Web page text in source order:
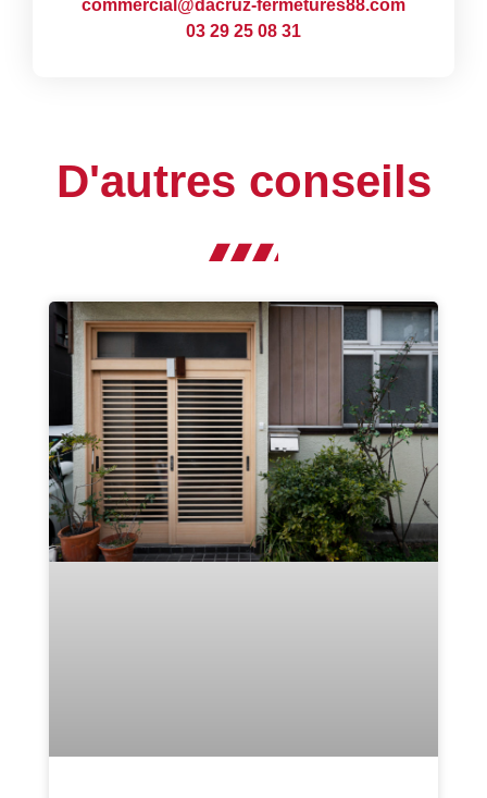
commercial@dacruz-fermetures88.com
03 29 25 08 31
D'autres conseils